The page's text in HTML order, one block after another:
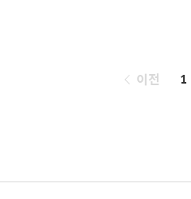
이전 1